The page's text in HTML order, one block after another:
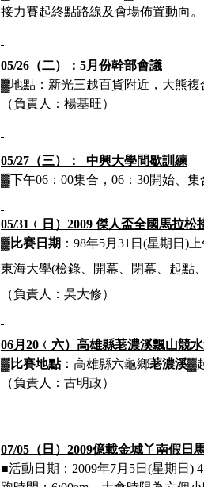
接力賽起終點路線及會場佈置動向 。
05/26（二）：5月份幹部會議
▓地點：新光三越百貨附近，大熊複
（負責人：楊基旺）
05/27（三）： 中興大學間歇訓練
▓下午06：00集合，06：30開始、
05/31 ﹙ 日） 2009 傑人盃全國馬拉松
▓比賽日期 ： 98年5月 31 日 (星期日 )
東海大學(檢錄、開幕、閉幕、起點
（負責人：吳大修）
06月 20 ﹙ 六） 高雄縣荖濃溪飄山競
▓比賽地點：高雄縣六龜鄉荖濃溪▓
（負責人：古明政）
07/05（日）2009億載金城丫南假日
■活動日期： 2009年7月5日(星期日)